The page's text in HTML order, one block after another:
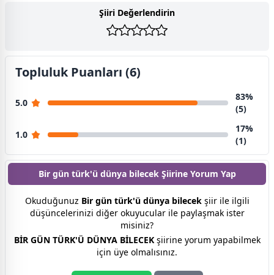
Şiiri Değerlendirin
Topluluk Puanları (6)
5.0
83%
(5)
1.0
17%
(1)
Bir gün türk'ü dünya bilecek Şiirine Yorum Yap
Okuduğunuz Bir gün türk'ü dünya bilecekşiir ile ilgili
düşüncelerinizi diğer okuyucular ile paylaşmak ister
misiniz?
BİR GÜN TÜRK'Ü DÜNYA BİLECEKşiirine yorum yapabilmek
için üye olmalısınız.